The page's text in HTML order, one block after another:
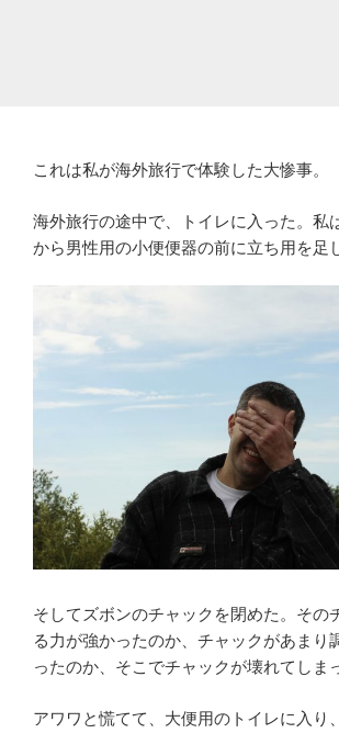
これは私が海外旅行で体験した大惨事。
海外旅行の途中で、トイレに入った。私
から男性用の小便便器の前に立ち用を足
そしてズボンのチャックを閉めた。その
る力が強かったのか、チャックがあまり
ったのか、そこでチャックが壊れてしま
アワワと慌てて、大便用のトイレに入り